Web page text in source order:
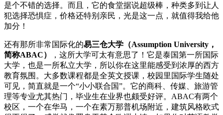
是个不错的选择。而且，它的食堂据说超级棒，种类多到让人
犯选择恐惧症，价格还特别亲民，光是这一点，就值得我给他
加分！
还有那所非常国际化的易三仓大学（Assumption University，
简称ABAC）
，这所大学可太有意思了！它是泰国第一所国际
大学，也是一所私立大学，所以你在这里能感受到浓厚的西方
教育氛围。大多数课程都是全英文授课，校园里国际学生随处
可见，简直就是一个“小小联合国”。它的商科、传媒、旅游管
理等专业尤其热门，毕业生在业界也颇受好评。ABAC有两个
校区，一个在华马，一个在素万那普机场附近，建筑风格欧式